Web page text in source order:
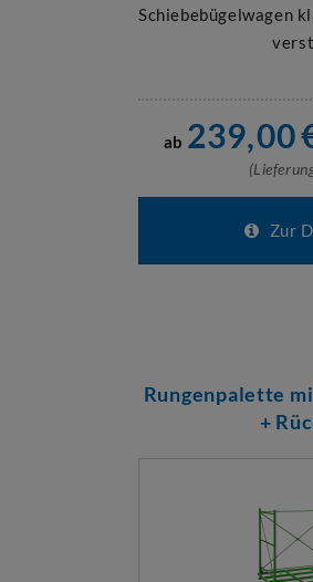
Schiebebügelwagen
ab 239,00
Zur
Rungenpalette
+